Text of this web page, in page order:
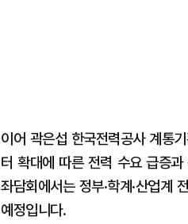
이어 곽은섭 한국전력공사 계통
터 확대에 따른 전력 수요 급증
좌담회에서는 정부·학계·산업계
예정입니다.